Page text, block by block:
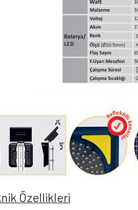
Özellikleri